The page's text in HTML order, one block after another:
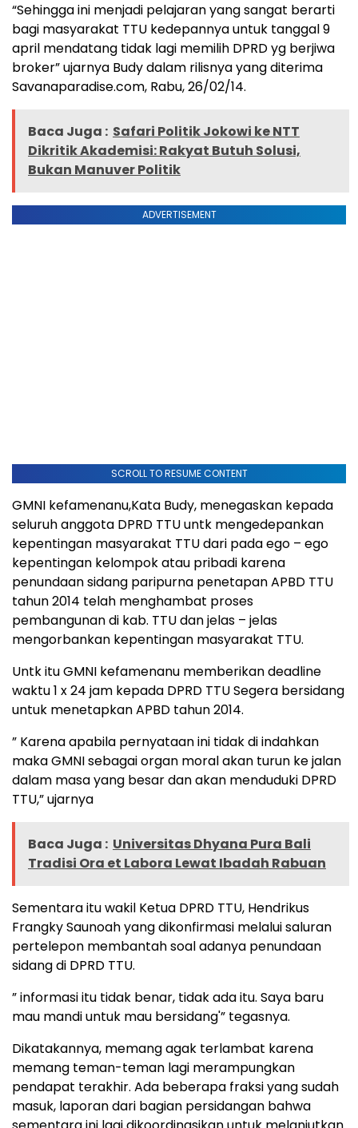
“Sehingga ini menjadi pelajaran yang sangat berarti
bagi masyarakat TTU kedepannya untuk tanggal 9
april mendatang tidak lagi memilih DPRD yg berjiwa
broker” ujarnya Budy dalam rilisnya yang diterima
Savanaparadise.com, Rabu, 26/02/14.
Baca Juga : Safari Politik Jokowi ke NTT
Dikritik Akademisi: Rakyat Butuh Solusi,
Bukan Manuver Politik
ADVERTISEMENT
SCROLL TO RESUME CONTENT
GMNI kefamenanu,Kata Budy, menegaskan kepada
seluruh anggota DPRD TTU untk mengedepankan
kepentingan masyarakat TTU dari pada ego – ego
kepentingan kelompok atau pribadi karena
penundaan sidang paripurna penetapan APBD TTU
tahun 2014 telah menghambat proses
pembangunan di kab. TTU dan jelas – jelas
mengorbankan kepentingan masyarakat TTU.
Untk itu GMNI kefamenanu memberikan deadline
waktu 1 x 24 jam kepada DPRD TTU Segera bersidang
untuk menetapkan APBD tahun 2014.
” Karena apabila pernyataan ini tidak di indahkan
maka GMNI sebagai organ moral akan turun ke jalan
dalam masa yang besar dan akan menduduki DPRD
TTU,” ujarnya
Baca Juga : Universitas Dhyana Pura Bali
Tradisi Ora et Labora Lewat Ibadah Rabuan
Sementara itu wakil Ketua DPRD TTU, Hendrikus
Frangky Saunoah yang dikonfirmasi melalui saluran
pertelepon membantah soal adanya penundaan
sidang di DPRD TTU.
” informasi itu tidak benar, tidak ada itu. Saya baru
mau mandi untuk mau bersidang'” tegasnya.
Dikatakannya, memang agak terlambat karena
memang teman-teman lagi merampungkan
pendapat terakhir. Ada beberapa fraksi yang sudah
masuk, laporan dari bagian persidangan bahwa